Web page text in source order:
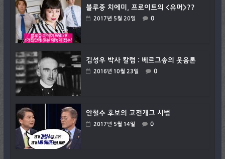
블루종 치에미, 프로이트의 <유머>??
2017년 5월 20일 0
김성우 박사 칼럼 : 베르그송의 웃음론
2016년 10월 23일 0
안철수 후보의 고전개그 시범
2017년 5월 14일 0